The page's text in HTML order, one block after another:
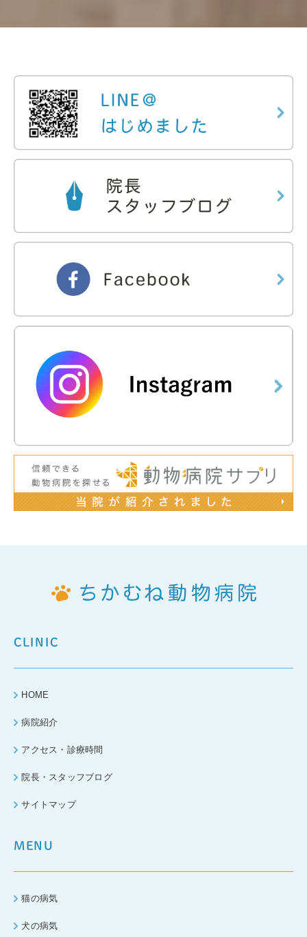
CLINIC
HOME
病院紹介
アクセス・診療時間
院長・スタッフブログ
サイトマップ
MENU
猫の病気
犬の病気